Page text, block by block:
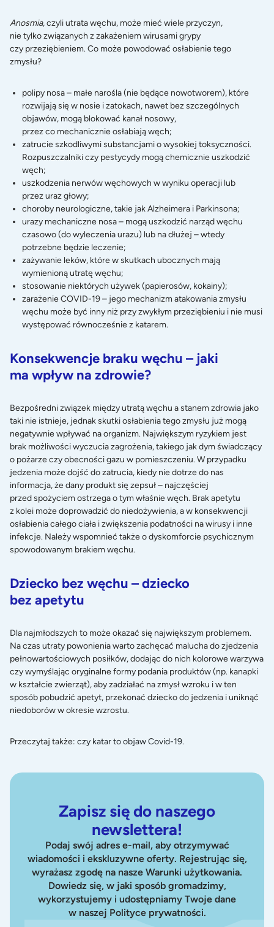
Anosmia, czyli utrata węchu, może mieć wiele przyczyn,
nie tylko związanych z zakażeniem wirusami grypy
czy przeziębieniem. Co może powodować osłabienie tego
zmysłu?
polipy nosa – małe narośla (nie będące nowotworem), które
rozwijają się w nosie i zatokach, nawet bez szczególnych
objawów, mogą blokować kanał nosowy,
przez co mechanicznie osłabiają węch;
zatrucie szkodliwymi substancjami o wysokiej toksyczności.
Rozpuszczalniki czy pestycydy mogą chemicznie uszkodzić
węch;
uszkodzenia nerwów węchowych w wyniku operacji lub
przez uraz głowy;
choroby neurologiczne, takie jak Alzheimera i Parkinsona;
urazy mechaniczne nosa – mogą uszkodzić narząd węchu
czasowo (do wyleczenia urazu) lub na dłużej – wtedy
potrzebne będzie leczenie;
zażywanie leków, które w skutkach ubocznych mają
wymienioną utratę węchu;
stosowanie niektórych używek (papierosów, kokainy);
zarażenie COVID-19 – jego mechanizm atakowania zmysłu
węchu może być inny niż przy zwykłym przeziębieniu i nie musi
występować równocześnie z katarem.
Konsekwencje braku węchu – jaki
ma wpływ na zdrowie?
Bezpośredni związek między utratą węchu a stanem zdrowia jako
taki nie istnieje, jednak skutki osłabienia tego zmysłu już mogą
negatywnie wpływać na organizm. Największym ryzykiem jest
brak możliwości wyczucia zagrożenia, takiego jak dym świadczący
o pożarze czy obecności gazu w pomieszczeniu. W przypadku
jedzenia może dojść do zatrucia, kiedy nie dotrze do nas
informacja, że dany produkt się zepsuł – najczęściej
przed spożyciem ostrzega o tym właśnie węch. Brak apetytu
z kolei może doprowadzić do niedożywienia, a w konsekwencji
osłabienia całego ciała i zwiększenia podatności na wirusy i inne
infekcje. Należy wspomnieć także o dyskomforcie psychicznym
spowodowanym brakiem węchu.
Dziecko bez węchu – dziecko
bez apetytu
Dla najmłodszych to może okazać się największym problemem.
Na czas utraty powonienia warto zachęcać malucha do zjedzenia
pełnowartościowych posiłków, dodając do nich kolorowe warzywa
czy wymyślając oryginalne formy podania produktów (np. kanapki
w kształcie zwierząt), aby zadziałać na zmysł wzroku i w ten
sposób pobudzić apetyt, przekonać dziecko do jedzenia i uniknąć
niedoborów w okresie wzrostu.
Przeczytaj także: czy katar to objaw Covid-19.
Zapisz się do naszego
newslettera!
Podaj swój adres e-mail, aby otrzymywać
wiadomości i ekskluzywne oferty. Rejestrując się,
wyrażasz zgodę na nasze Warunki użytkowania.
Dowiedz się, w jaki sposób gromadzimy,
wykorzystujemy i udostępniamy Twoje dane
w naszej Polityce prywatności.